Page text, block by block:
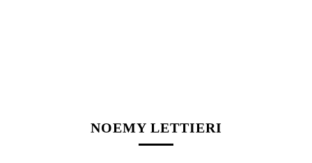
NOEMY LETTIERI